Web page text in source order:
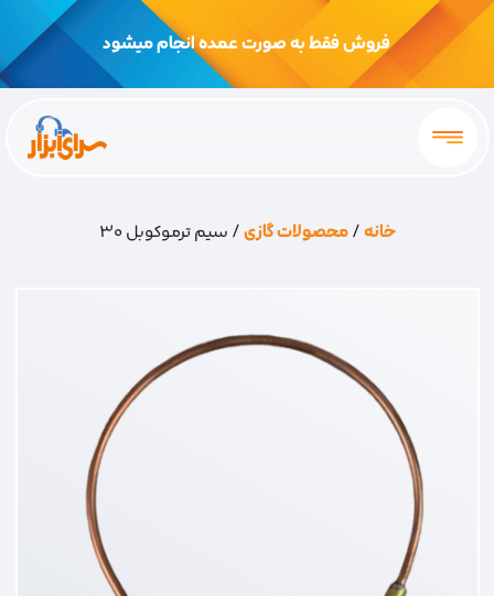
فروش فقط به صورت عمده انجام میشود
خانه/محصولات گازی/ سیم ترموکوبل 30